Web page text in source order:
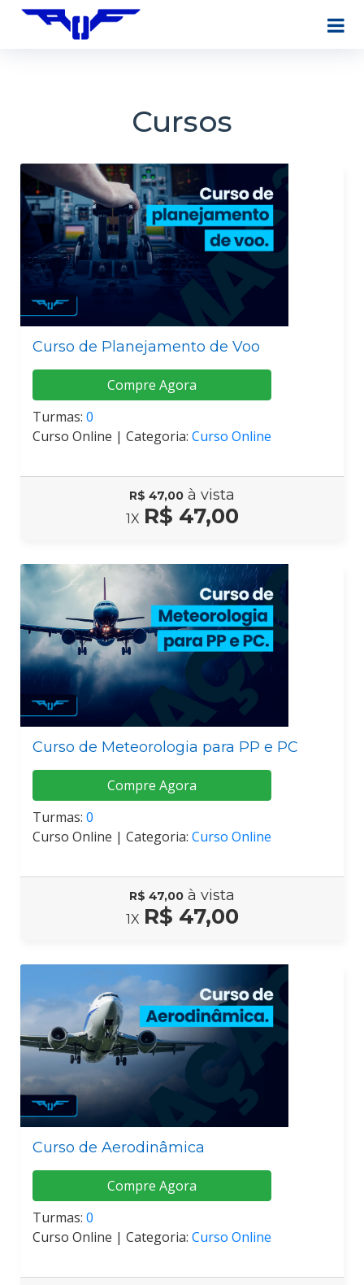
Cursos
Curso de Planejamento de Voo
Compre Agora
Turmas: 0
Curso Online | Categoria: Curso Online
R$ 47,00 à vista
1X R$ 47,00
Curso de Meteorologia para PP e PC
Compre Agora
Turmas: 0
Curso Online | Categoria: Curso Online
R$ 47,00 à vista
1X R$ 47,00
Curso de Aerodinâmica
Compre Agora
Turmas: 0
Curso Online | Categoria: Curso Online